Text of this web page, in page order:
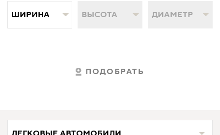
ШИРИНА ВЫСОТА ДИАМЕТР
ПОДОБРАТЬ